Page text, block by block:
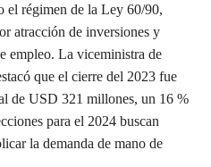
el régimen de la Ley 60/90,
atracción de inversiones y
empleo. La viceministra de
que el cierre del 2023 fue
de USD 321 millones, un 16 %
para el 2024 buscan
la demanda de mano de